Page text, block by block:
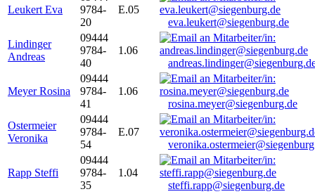
Leukert Eva
9784-
20
E.05
eva.leukert@siegenburg.de
Lindinger
Andreas
09444
9784-
40
1.06
Meyer Rosina
09444
9784-
41
1.06
rosina.meyer@siegenburg.de
Ostermeier
Veronika
09444
9784-
54
E.07
Rapp Steffi
09444
9784-
35
1.04
steffi.rapp@siegenburg.de